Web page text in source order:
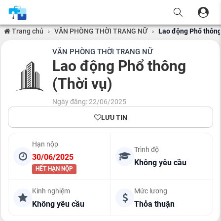
Trang chủ › VĂN PHÒNG THỜI TRANG NỮ › Lao động Phổ
VĂN PHÒNG THỜI TRANG NỮ
Lao động Phổ thông
(Thời vụ)
Ngày đăng: 22/06/2025
LƯU TIN
Hạn nộp
30/06/2025
HẾT HẠN NỘP
Trình độ
Không yêu cầu
Kinh nghiệm
Không yêu cầu
Mức lương
Thỏa thuận